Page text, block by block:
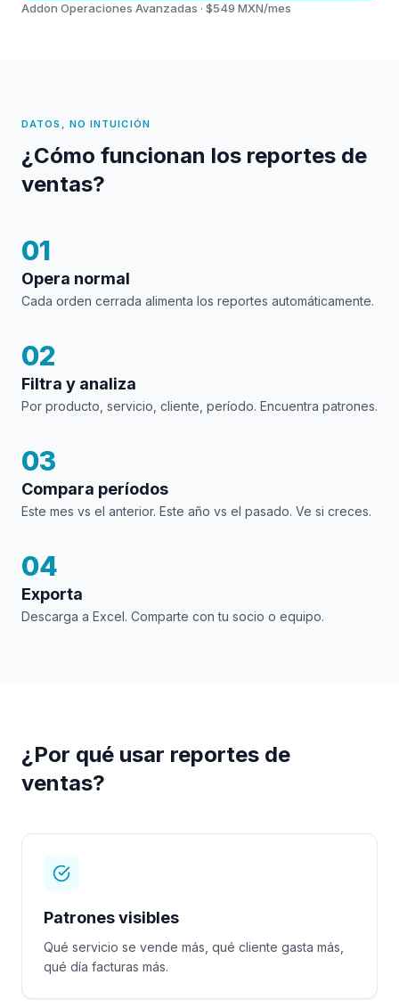
Addon Operaciones Avanzadas · $549 MXN/mes
DATOS, NO INTUICIÓN
¿Cómo funcionan los reportes de
ventas?
01
Opera normal
Cada orden cerrada alimenta los reportes automáticamente.
02
Filtra y analiza
Por producto, servicio, cliente, período. Encuentra patrones.
03
Compara períodos
Este mes vs el anterior. Este año vs el pasado. Ve si creces.
04
Exporta
Descarga a Excel. Comparte con tu socio o equipo.
¿Por qué usar reportes de
ventas?
Patrones visibles
Qué servicio se vende más, qué cliente gasta más,
qué día facturas más.